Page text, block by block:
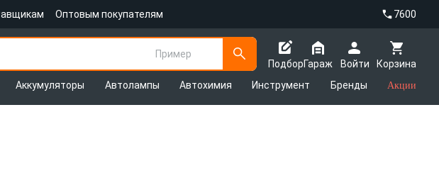
Оптовым покупателям 7600
Пример
Подбор
Корзина
Гараж
Войти
Аккумуляторы Автолампы Автохимия Инструмент Бренды Акции